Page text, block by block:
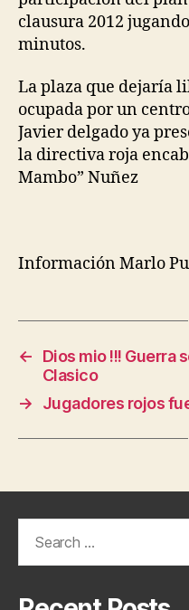
clausura 2012
minutos.
La plaza que dejaría
ocupada por un
Javier delgado ya
la directiva roja
Mambo” Nuñez
Información Marlo
←
Dios mio !!! Guerra
Clasico
→
Jugadores rojos